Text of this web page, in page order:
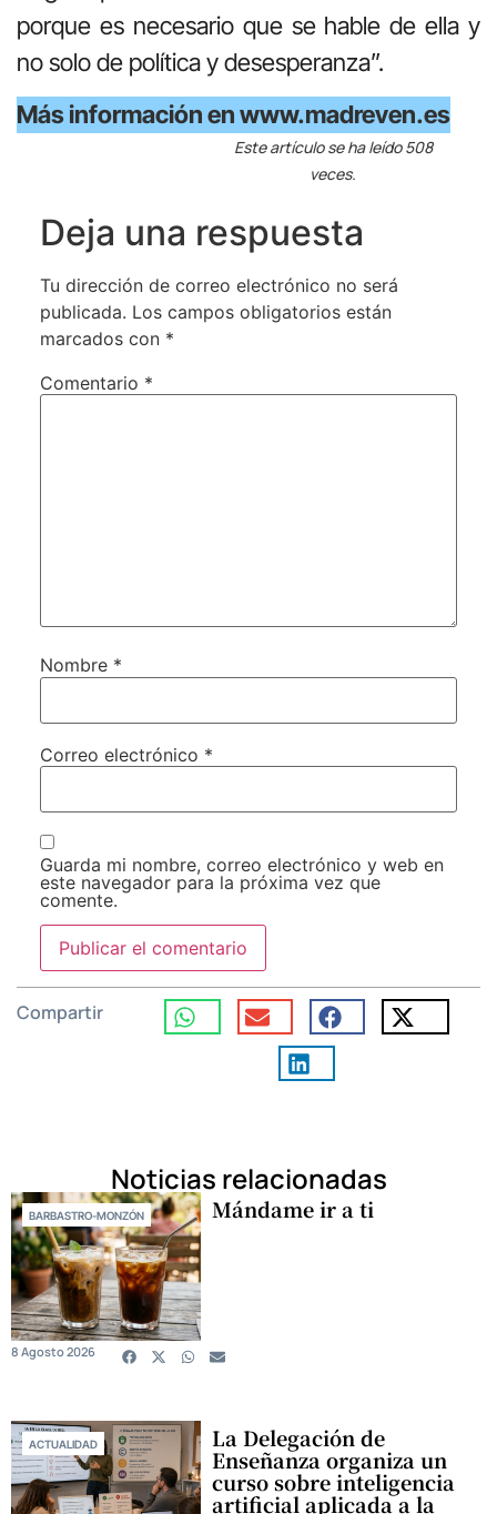
porque es necesario que se hable de ella y
no solo de política y desesperanza”.
Más información en www.madreven.es
Este artículo se ha leído 508
veces.
Deja una respuesta
Tu dirección de correo electrónico no será
publicada. Los campos obligatorios están
marcados con *
Comentario *
Nombre *
Correo electrónico *
Guarda mi nombre, correo electrónico y web en
este navegador para la próxima vez que
comente.
Compartir
Noticias relacionadas
BARBASTRO-MONZÓN Mándame ir a ti
8 Agosto 2026
ACTUALIDAD La Delegación de
Enseñanza organiza un
curso sobre inteligencia
artificial aplicada a la